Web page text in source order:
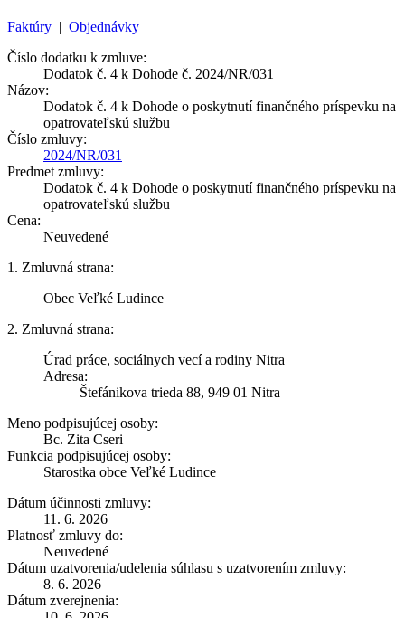
Faktúry | Objednávky
Číslo dodatku k zmluve:
Dodatok č. 4 k Dohode č. 2024/NR/031
Názov:
Dodatok č. 4 k Dohode o poskytnutí finančného príspevku na
opatrovateľskú službu
Číslo zmluvy:
2024/NR/031
Predmet zmluvy:
Dodatok č. 4 k Dohode o poskytnutí finančného príspevku na
opatrovateľskú službu
Cena:
Neuvedené
1. Zmluvná strana:
Obec Veľké Ludince
2. Zmluvná strana:
Úrad práce, sociálnych vecí a rodiny Nitra
Adresa:
Štefánikova trieda 88, 949 01 Nitra
Meno podpisujúcej osoby:
Bc. Zita Cseri
Funkcia podpisujúcej osoby:
Starostka obce Veľké Ludince
Dátum účinnosti zmluvy:
11. 6. 2026
Platnosť zmluvy do:
Neuvedené
Dátum uzatvorenia/udelenia súhlasu s uzatvorením zmluvy:
8. 6. 2026
Dátum zverejnenia: